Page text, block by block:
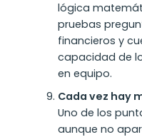
lógica
pruebas
financieros y
capacidad de
en equipo.
Cada vez hay
Uno de los
aunque no